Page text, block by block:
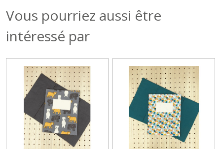
Vous pourriez aussi être
intéressé par